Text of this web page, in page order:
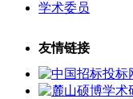
学术委员
友情链接